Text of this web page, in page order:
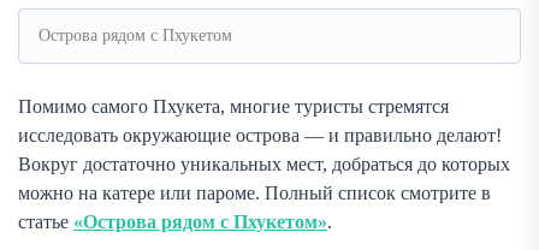
Острова рядом с Пхукетом
Помимо самого Пхукета, многие туристы стремятся
исследовать окружающие острова — и правильно делают!
Вокруг достаточно уникальных мест, добраться до которых
можно на катере или пароме. Полный список смотрите в
статье «Острова рядом с Пхукетом».